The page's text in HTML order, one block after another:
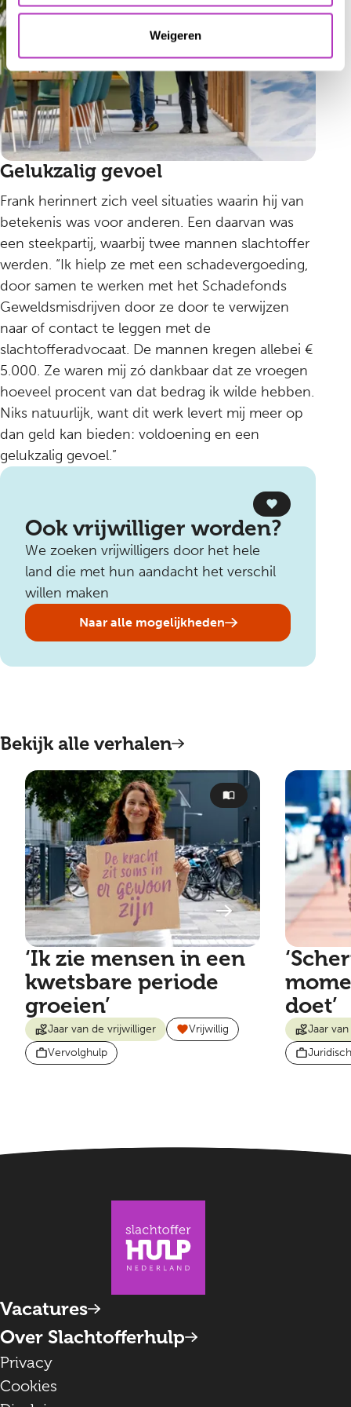
Weigeren
Gelukzalig gevoel
Frank herinnert zich veel situaties waarin hij van
betekenis was voor anderen. Een daarvan was
een steekpartij, waarbij twee mannen slachtoffer
werden. “Ik hielp ze met een schadevergoeding,
door samen te werken met het Schadefonds
Geweldsmisdrijven door ze door te verwijzen
naar of contact te leggen met de
slachtofferadvocaat. De mannen kregen allebei €
5.000. Ze waren mij zó dankbaar dat ze vroegen
hoeveel procent van dat bedrag ik wilde hebben.
Niks natuurlijk, want dit werk levert mij meer op
dan geld kan bieden: voldoening en een
gelukzalig gevoel.”
Ook vrijwilliger worden?
We zoeken vrijwilligers door het hele
land die met hun aandacht het verschil
willen maken
Naar alle mogelijkheden
Bekijk alle verhalen
‘Ik zie mensen in een
kwetsbare periode
groeien’
Jaar van de vrijwilliger
Vrijwillig
Vervolghulp
doet’
Jaar
Vacatures
Over Slachtofferhulp
Privacy
Cookies